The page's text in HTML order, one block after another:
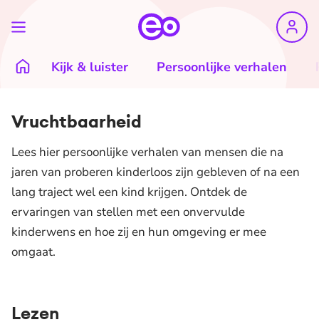
Kijk & luister Persoonlijke verhalen
Vruchtbaarheid
Lees hier persoonlijke verhalen van mensen die na
jaren van proberen kinderloos zijn gebleven of na een
lang traject wel een kind krijgen. Ontdek de
ervaringen van stellen met een onvervulde
kinderwens en hoe zij en hun omgeving er mee
omgaat.
Lezen